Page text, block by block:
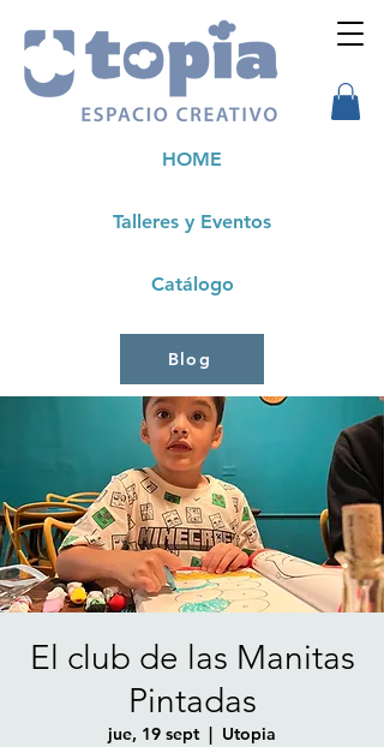
Talleres y Eventos
HOME
Catálogo
Blog
El club de las Manitas
Pintadas
jue, 19 sept
  |
Utopia